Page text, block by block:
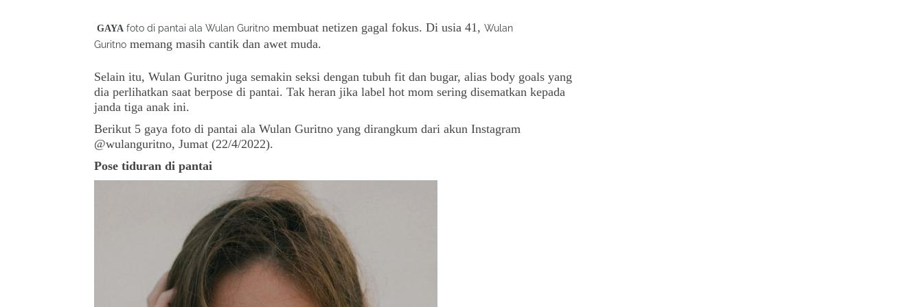
GAYA foto di pantai ala Wulan Guritno membuat netizen gagal fokus. Di usia 41, Wulan
Guritno memang masih cantik dan awet muda.
Selain itu, Wulan Guritno juga semakin seksi dengan tubuh fit dan bugar, alias body goals yang
dia perlihatkan saat berpose di pantai. Tak heran jika label hot mom sering disematkan kepada
janda tiga anak ini.
Berikut 5 gaya foto di pantai ala Wulan Guritno yang dirangkum dari akun Instagram
@wulanguritno, Jumat (22/4/2022).
Pose tiduran di pantai